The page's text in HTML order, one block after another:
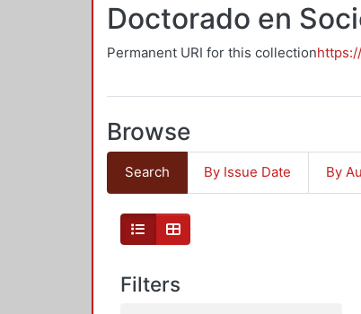
Doctorado en
Permanent URI for this collection
Browse
Search By Issue Date By
Filters